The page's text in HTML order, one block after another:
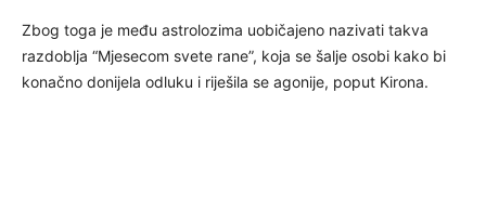
Zbog toga je među astrolozima uobičajeno nazivati ​​takva
razdoblja “Mjesecom svete rane”, koja se šalje osobi kako bi
konačno donijela odluku i riješila se agonije, poput Kirona.